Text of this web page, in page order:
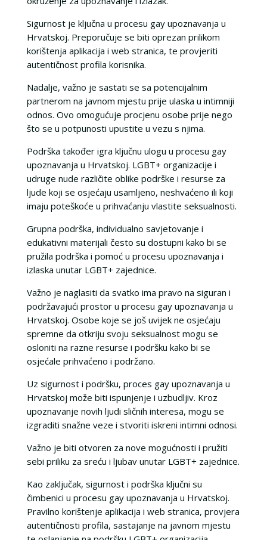
Sigurnost je ključna u procesu gay upoznavanja u
Hrvatskoj. Preporučuje se biti oprezan prilikom
korištenja aplikacija i web stranica, te provjeriti
autentičnost profila korisnika.
Nadalje, važno je sastati se sa potencijalnim
partnerom na javnom mjestu prije ulaska u intimniji
odnos. Ovo omogućuje procjenu osobe prije nego
što se u potpunosti upustite u vezu s njima.
Podrška također igra ključnu ulogu u procesu gay
upoznavanja u Hrvatskoj. LGBT+ organizacije i
udruge nude različite oblike podrške i resurse za
ljude koji se osjećaju usamljeno, neshvaćeno ili koji
imaju poteškoće u prihvaćanju vlastite seksualnosti.
Grupna podrška, individualno savjetovanje i
edukativni materijali često su dostupni kako bi se
pružila podrška i pomoć u procesu upoznavanja i
izlaska unutar LGBT+ zajednice.
Važno je naglasiti da svatko ima pravo na siguran i
podržavajući prostor u procesu gay upoznavanja u
Hrvatskoj. Osobe koje se još uvijek ne osjećaju
spremne da otkriju svoju seksualnost mogu se
osloniti na razne resurse i podršku kako bi se
osjećale prihvaćeno i podržano.
Uz sigurnost i podršku, proces gay upoznavanja u
Hrvatskoj može biti ispunjenje i uzbudljiv. Kroz
upoznavanje novih ljudi sličnih interesa, mogu se
izgraditi snažne veze i stvoriti iskreni intimni odnosi.
Važno je biti otvoren za nove mogućnosti i pružiti
sebi priliku za sreću i ljubav unutar LGBT+ zajednice.
Kao zaključak, sigurnost i podrška ključni su
čimbenici u procesu gay upoznavanja u Hrvatskoj.
Pravilno korištenje aplikacija i web stranica, provjera
autentičnosti profila, sastajanje na javnom mjestu